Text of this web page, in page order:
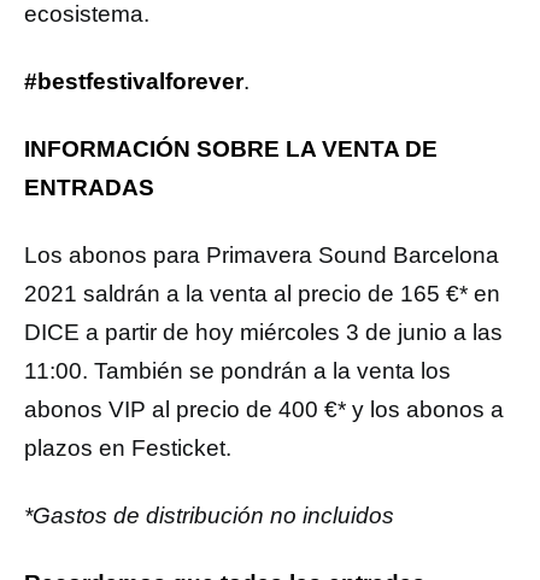
ecosistema.
#bestfestivalforever.
INFORMACIÓN SOBRE LA VENTA DE
ENTRADAS
Los abonos para Primavera Sound Barcelona
2021 saldrán a la venta al precio de 165 €* en
DICE a partir de hoy miércoles 3 de junio a las
11:00. También se pondrán a la venta los
abonos VIP al precio de 400 €* y los abonos a
plazos en Festicket.
*Gastos de distribución no incluidos